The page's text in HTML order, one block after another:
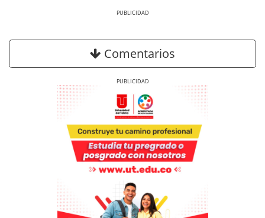
Comentarios